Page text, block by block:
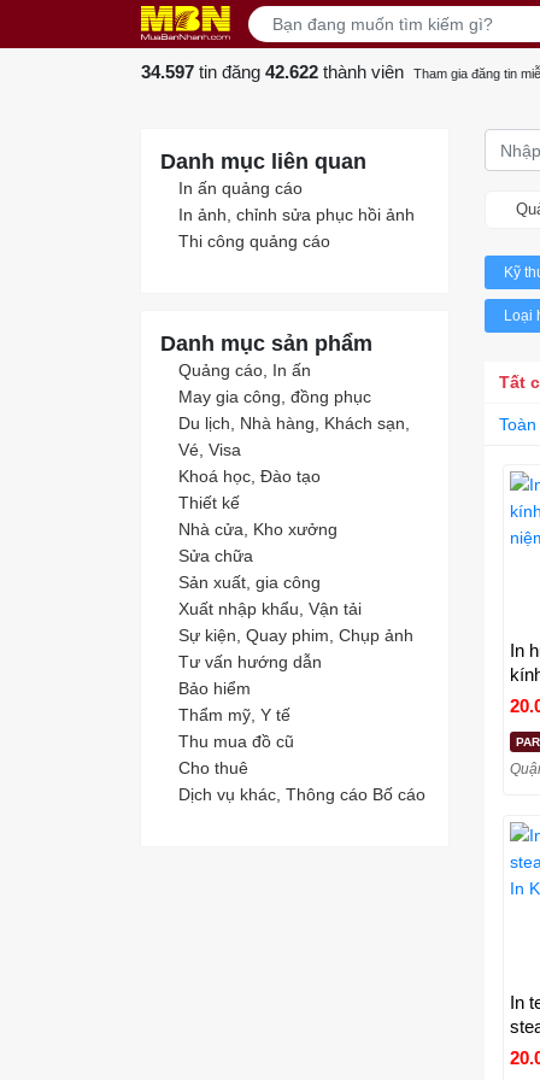
34.597 tin đăng 42.622 thành viên Tham gia đăng tin
Danh mục liên quan
In ấn quảng cáo
In ảnh, chỉnh sửa phục hồi ảnh
Thi công quảng cáo
Danh mục sản phẩm
Quảng cáo, In ấn
May gia công, đồng phục
Du lịch, Nhà hàng, Khách sạn,
Vé, Visa
Khoá học, Đào tạo
Thiết kế
Nhà cửa, Kho xưởng
Sửa chữa
Sản xuất, gia công
Xuất nhập khẩu, Vận tải
Sự kiện, Quay phim, Chụp ảnh
Tư vấn hướng dẫn
Bảo hiểm
Thẩm mỹ, Y tế
Thu mua đồ cũ
Cho thuê
Dịch vụ khác, Thông cáo Bố cáo
Kỹ
Loại
Tất
In
In
| In